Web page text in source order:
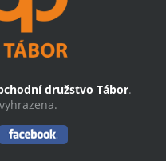
družstvo Tábor.